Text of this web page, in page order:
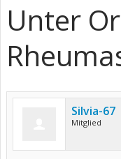
Unter
Silvia-67
Mitglied